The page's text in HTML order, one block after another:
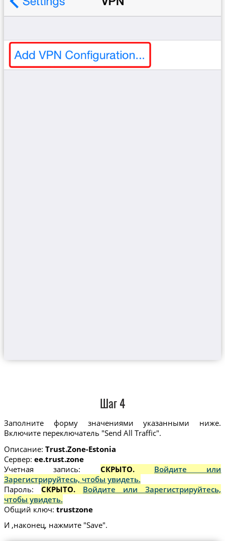
Шаг 4
Заполните форму значениями указанными ниже.
Включите переключатель "Send All Traffic".
Описание: Trust.Zone-Estonia
Сервер: ee.trust.zone
Учетная запись: СКРЫТО. Войдите или
Зарегистрируйтесь, чтобы увидеть.
Пароль: СКРЫТО. Войдите или Зарегистрируйтесь,
чтобы увидеть.
Общий ключ: trustzone
И ,наконец, нажмите "Save".